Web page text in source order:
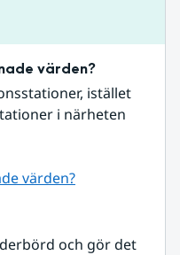
värden?
istället
i närheten
värden?
och gör det